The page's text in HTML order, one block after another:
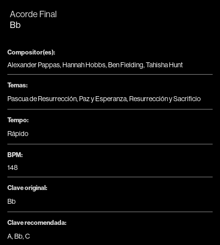
Acorde Final
Bb
Compositor(es):
Alexander Pappas, Hannah Hobbs, Ben Fielding, Tahisha Hunt
Temas:
Pascua de Resurrección, Paz y Esperanza, Resurrección y Sacrificio
Tempo:
Rápido
BPM:
148
Clave original:
Bb
Clave recomendada:
A, Bb,C